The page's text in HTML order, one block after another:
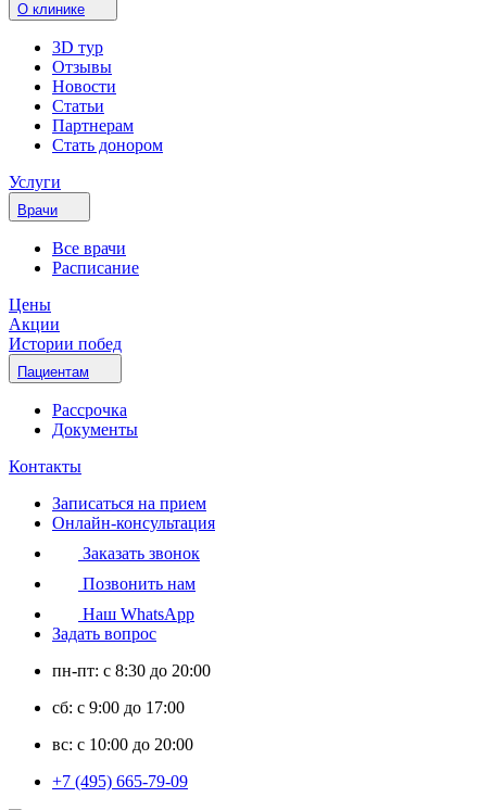
О клинике
3D тур
Отзывы
Новости
Статьи
Партнерам
Стать донором
Услуги
Врачи
Все врачи
Расписание
Цены
Акции
Истории побед
Пациентам
Рассрочка
Документы
Контакты
Записаться на прием
Онлайн-консультация
Заказать звонок
Позвонить нам
Наш WhatsApp
Задать вопрос
пн-пт: с 8:30 до 20:00
сб: с 9:00 до 17:00
вс: с 10:00 до 20:00
+7 (495) 665-79-09